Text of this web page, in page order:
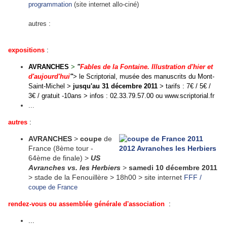
programmation (site internet allo-ciné)
autres :
expositions :
AVRANCHES > "Fables de la Fontaine. Illustration d'hier et
d'aujourd'hui"> le Scriptorial, musée des manuscrits du Mont-
Saint-Michel > jusqu'au 31 décembre 2011 > tarifs : 7€ / 5€ /
3€ / gratuit -10ans > infos : 02.33.79.57.00 ou www.scriptorial.fr
...
autres :
AVRANCHES > coupe de
France (8ème tour -
64ème de finale) > US
Avranches vs. les Herbiers > samedi 10 décembre 2011
> stade de la Fenouillère > 18h00 > site internet FFF /
coupe de France
rendez-vous ou assemblée générale d'association :
...